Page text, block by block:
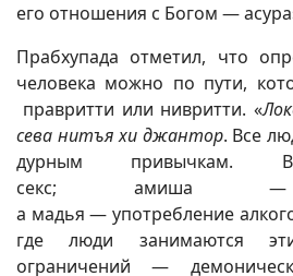
его отношения с Богом —
Прабхупада отметил, что
человека можно по пути,
правритти или нивритти. «
сева нитъя хи джантор. Все
дурным привычкам.
секс; амиша —
а мадья — употребление
где люди занимаются
ограничений —